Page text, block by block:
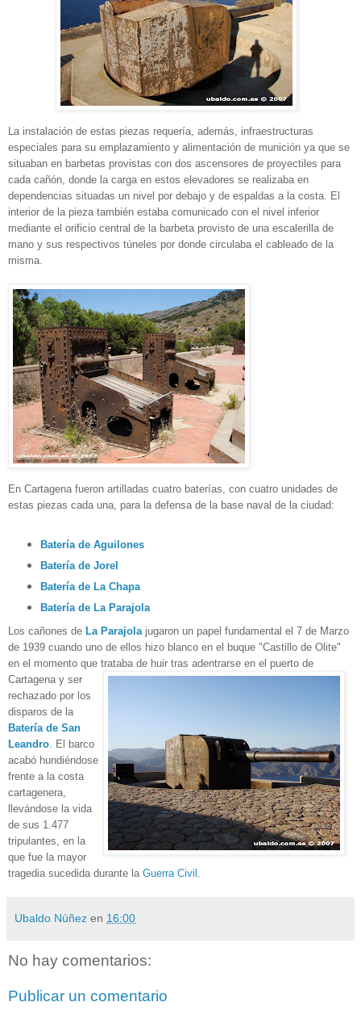
La instalación de estas piezas requería, además, infraestructuras
especiales para su emplazamiento y alimentación de munición ya que se
situaban en barbetas provistas con dos ascensores de proyectiles para
cada cañón, donde la carga en estos elevadores se realizaba en
dependencias situadas un nivel por debajo y de espaldas a la costa. El
interior de la pieza también estaba comunicado con el nivel inferior
mediante el orificio central de la barbeta provisto de una escalerilla de
mano y sus respectivos túneles por donde circulaba el cableado de la
misma.
En Cartagena fueron artilladas cuatro baterías, con cuatro unidades de
estas piezas cada una, para la defensa de la base naval de la ciudad:
Batería de Aguilones
Batería de Jorel
Batería de La Chapa
Batería de La Parajola
Los cañones de La Parajola jugaron un papel fundamental el 7 de Marzo
de 1939 cuando uno de ellos hizo blanco en el buque "Castillo de Olite"
en el momento que trataba de huir tras adentrarse en el puerto de
Cartagena y ser
rechazado por los
disparos de la
Batería de San
Leandro
El barco
acabó hundiéndose
frente a la costa
cartagenera,
llevándose la vida
de sus 1.477
tripulantes, en la
que fue la mayor
tragedia sucedida durante la Guerra Civil
Ubaldo Núñez en 16:00
No hay comentarios:
Publicar un comentario